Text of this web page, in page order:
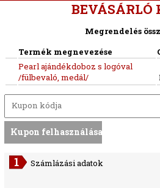
BEVÁSÁRLÓ
Megrendelés
Termék megnevezése
Pearl ajándékdoboz s logóval
/fülbevaló, medál/
Számlázási adatok